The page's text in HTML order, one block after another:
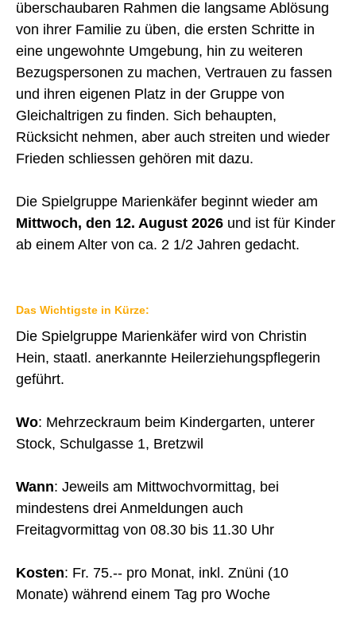
Mütter und Väterberatung
Ombudsstelle für Altersfragen und Spitex
Prämienverbilligung Krankenkasse
Seniorenturnen Bretzwil
Seniorenverein Hinteres Frenkental
Sozialhilfebehörde Bretzwil
Spielgruppe Bretzwil
Spitex Regio Liestal
Tagesfamilien oberes Baselbiet
SICHERHEIT
ENTSORGUNG UND UMWELT
IMMOBILIENANGEBOTE
GEWERBE
STICHWORTVERZEICHNIS
LINKS
Inhalt
überschaubaren Rahmen die langsame Ablösung
von ihrer Familie zu üben, die ersten Schritte in
eine ungewohnte Umgebung, hin zu weiteren
Bezugspersonen zu machen, Vertrauen zu fassen
und ihren eigenen Platz in der Gruppe von
Gleichaltrigen zu finden. Sich behaupten,
Rücksicht nehmen, aber auch streiten und wieder
Frieden schliessen gehören mit dazu.
Die Spielgruppe Marienkäfer beginnt wieder am
Mittwoch, den 12. August 2026 und ist für Kinder
ab einem Alter von ca. 2 1/2 Jahren gedacht.
Das Wichtigste in Kürze:
Die Spielgruppe Marienkäfer wird von Christin
Hein, staatl. anerkannte Heilerziehungspflegerin
geführt.
Wo: Mehrzeckraum beim Kindergarten, unterer
Stock, Schulgasse 1, Bretzwil
Wann: Jeweils am Mittwochvormittag, bei
mindestens drei Anmeldungen auch
Freitagvormittag von 08.30 bis 11.30 Uhr
Kosten: Fr. 75.-- pro Monat, inkl. Znüni (10
Monate) während einem Tag pro Woche